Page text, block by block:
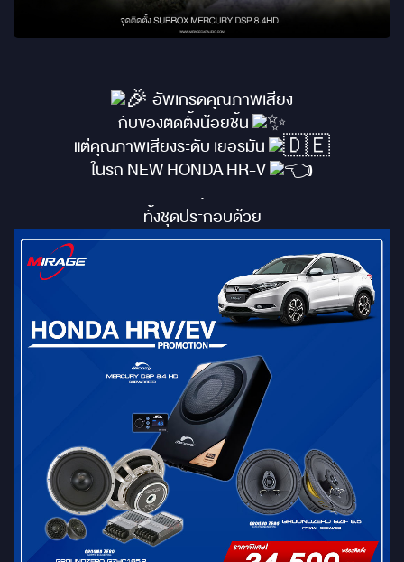
อัพเกรดคุณภาพเสียง
กับของติดตั้งน้อยชิ้น
แต่คุณภาพเสียงระดับ เยอรมัน
ในรถ NEW HONDA HR-V
.
ทั้งชุดประกอบด้วย